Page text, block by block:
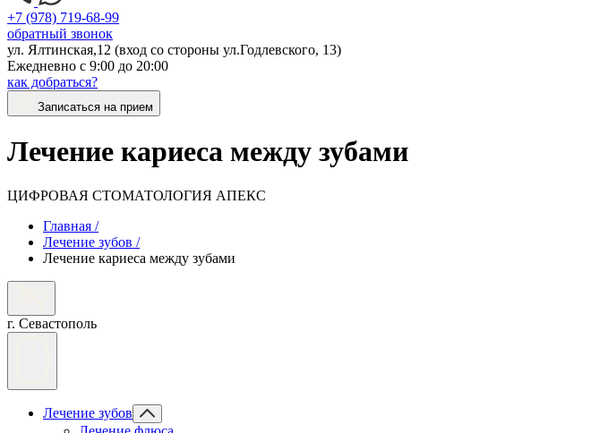
+7 (978) 719-68-99
обратный звонок
ул. Ялтинская,12 (вход со стороны ул.Годлевского, 13)
Ежедневно с 9:00 до 20:00
как добраться?
Записаться на прием
Лечение кариеса между зубами
ЦИФРОВАЯ СТОМАТОЛОГИЯ АПЕКС
Главная /
Лечение зубов /
Лечение кариеса между зубами
г. Севастополь
Лечение зубов